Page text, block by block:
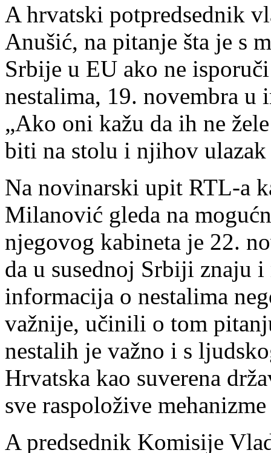
A hrvatski potpredsednik
Anušić, na pitanje šta je s
Srbije u EU ako ne
nestalima, 19. novembra u
„Ako oni kažu da ih ne
biti na stolu i njihov
Na novinarski upit RTL-a
Milanović gleda na
njegovog kabineta je 22.
da u susednoj Srbiji znaju
informacija o nestalima
važnije, učinili o tom
nestalih je važno i s
Hrvatska kao suverena
sve raspoložive
A predsednik Komisije